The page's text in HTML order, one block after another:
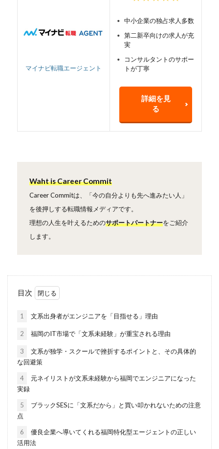
マイナビ転職エージェント
中小企業の独占求人多数
第二新卒向けの求人が充
実
コンサルタントのサポー
トが丁寧
詳細を見
る
Waht is Career Commit
Career Commitは、「今の自分よりも先へ進みたい人」
を後押しする転職情報メディアです。
理想の人生を叶えるためのサポートパートナーをご紹介
します。
目次
1 文系出身者がエンジニアを「目指せる」理由
2 福岡のIT市場で「文系未経験」が重宝される理由
3
文系が独学・スクールで挫折するポイントと、その具体的
な回避策
4
元ネイリストが文系未経験から福岡でエンジニアになった
実録
5
ブラックSESに「文系だから」と買い叩かれないための注意
点
6
優良企業へ導いてくれる福岡特化型エージェントの正しい
活用法